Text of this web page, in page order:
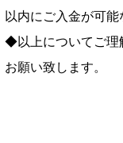
以内にご入金が可能
◆以上についてご理
お願い致します。